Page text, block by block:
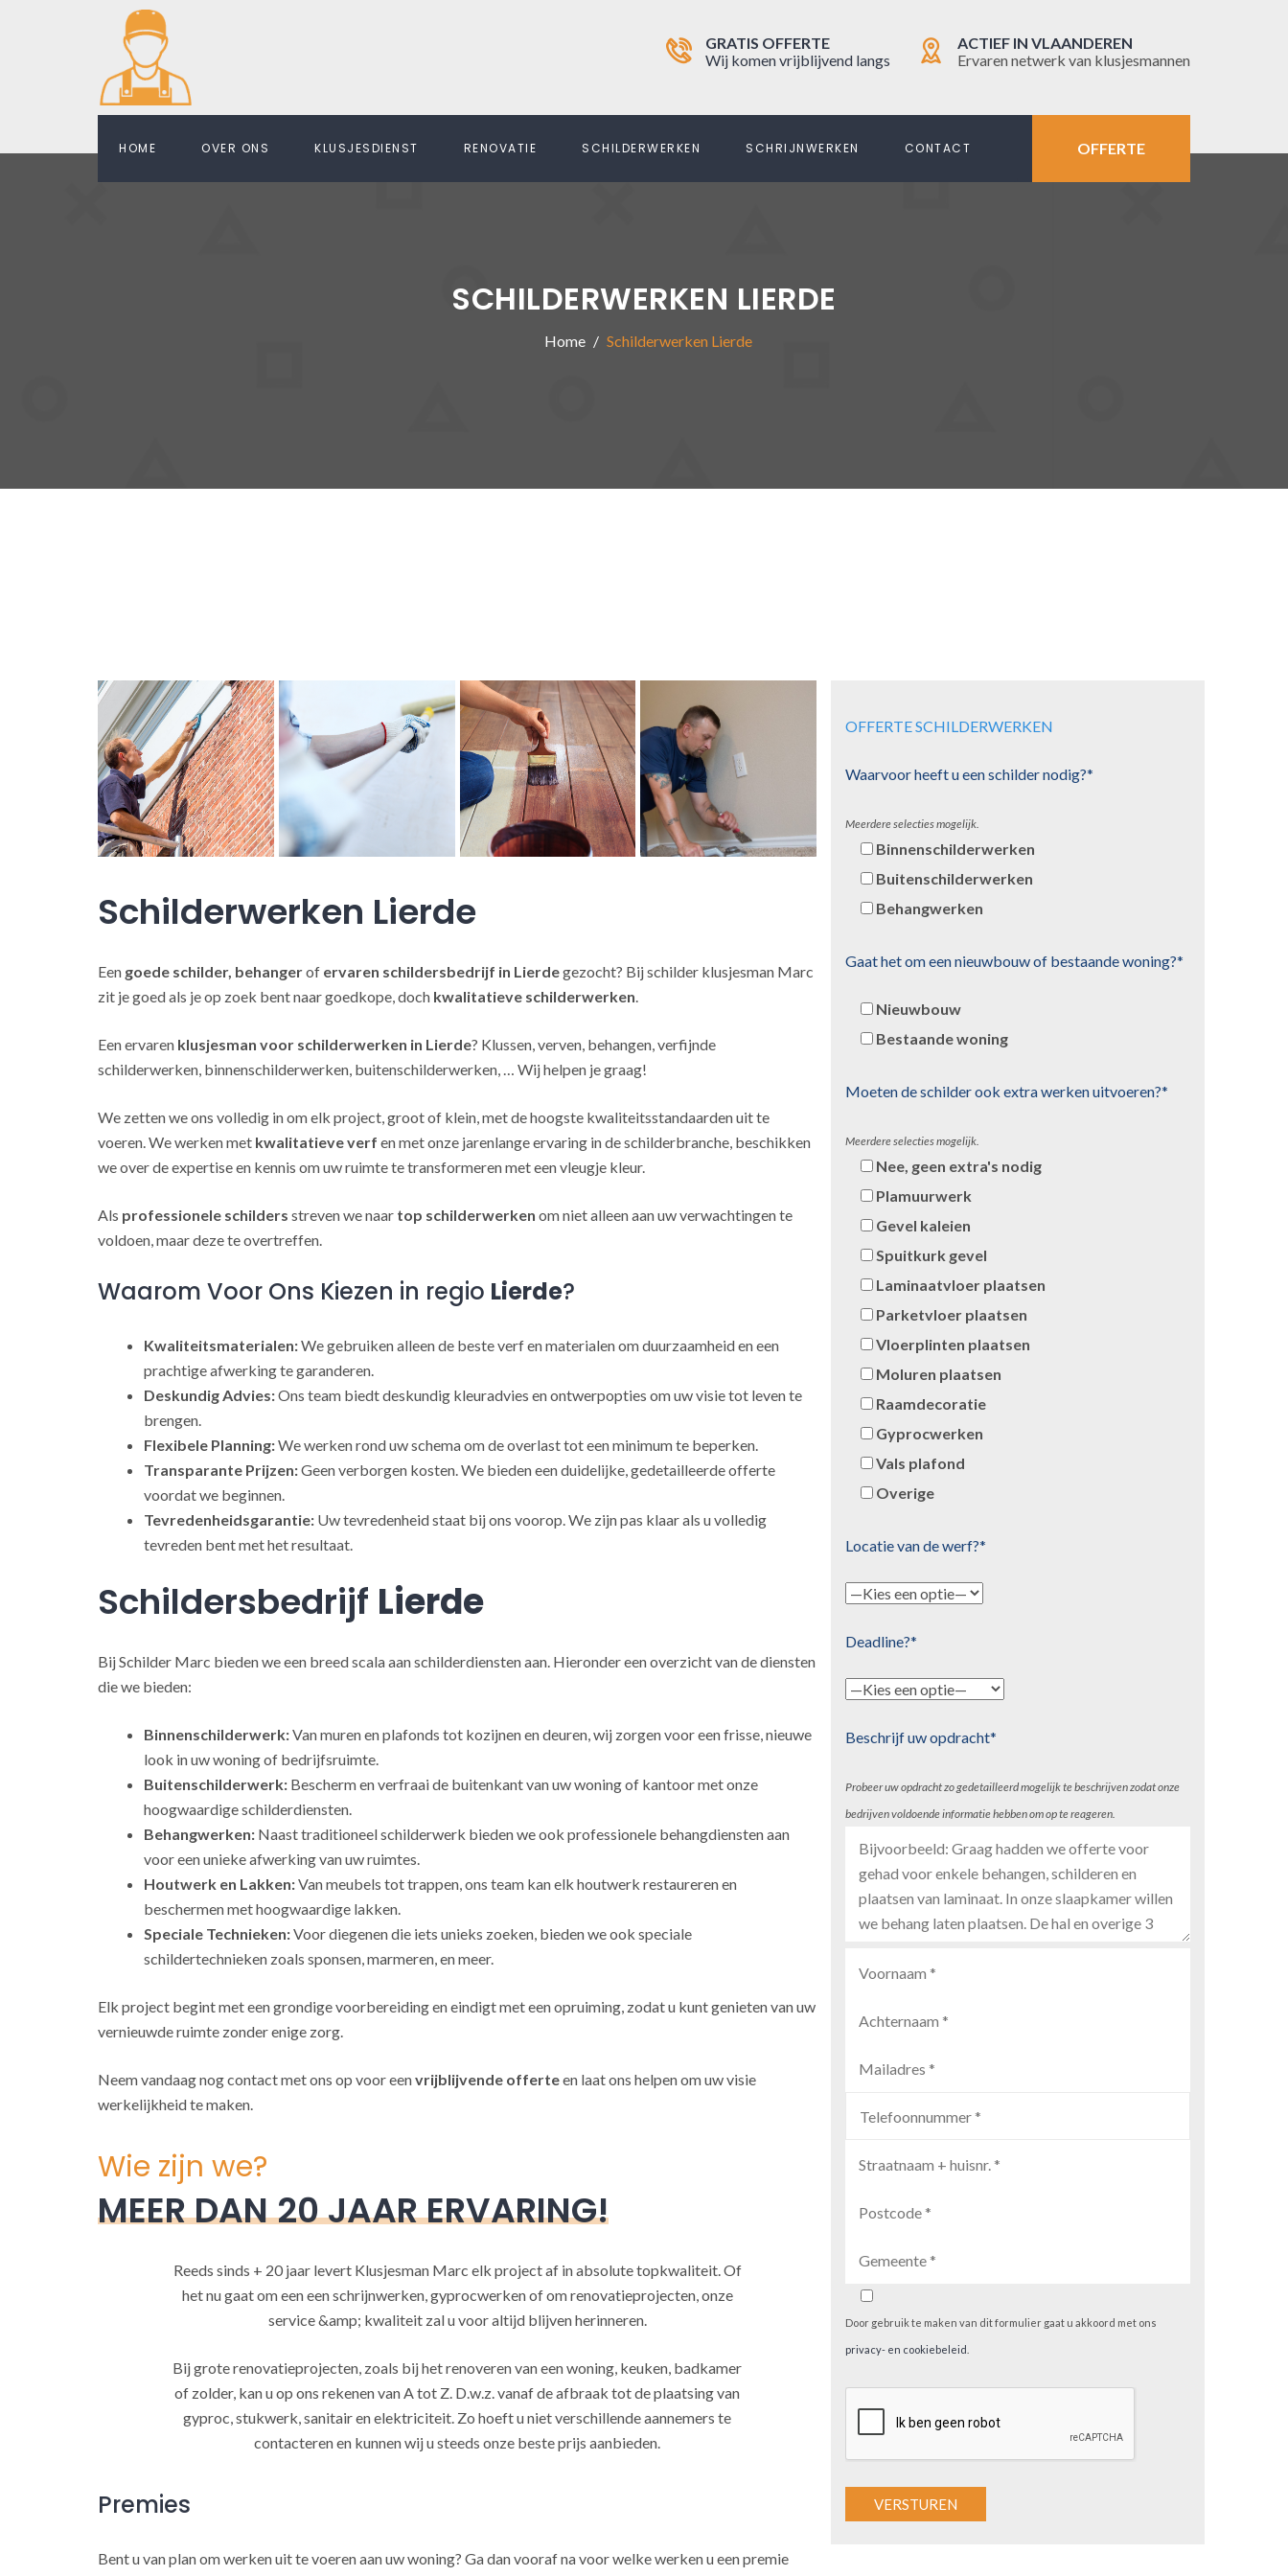
GRATIS OFFERTE
Wij komen vrijblijvend langs
ACTIEF IN VLAANDEREN
Ervaren netwerk van klusjesmannen
HOME OVER ONS KLUSJESDIENST RENOVATIE SCHILDERWERKEN SCHRIJNWERKEN CONTACT OFFERTE
SCHILDERWERKEN LIERDE
Home Schilderwerken Lierde
Schilderwerken Lierde
Een goede schilder, behangerof ervaren schildersbedrijf in Lierdegezocht? Bij schilder klusjesman Marc
zit je goed als je op zoek bent naar goedkope, doch kwalitatieve schilderwerken
Een ervaren klusjesman voor schilderwerken in Lierde? Klussen, verven, behangen, verfijnde
schilderwerken, binnenschilderwerken, buitenschilderwerken, … Wij helpen je graag!
We zetten we ons volledig in om elk project, groot of klein, met de hoogste kwaliteitsstandaarden uit te
voeren. We werken met kwalitatieve verf en met onze jarenlange ervaring in de schilderbranche, beschikken
we over de expertise en kennis om uw ruimte te transformeren met een vleugje kleur.
Als professionele schilders streven we naar top schilderwerken om niet alleen aan uw verwachtingen te
voldoen, maar deze te overtreffen.
Waarom Voor Ons Kiezen in regio Lierde?
Kwaliteitsmaterialen:We gebruiken alleen de beste verf en materialen om duurzaamheid en een
prachtige afwerking te garanderen.
Deskundig Advies:Ons team biedt deskundig kleuradvies en ontwerpopties om uw visie tot leven te
brengen.
Flexibele Planning:We werken rond uw schema om de overlast tot een minimum te beperken.
Transparante Prijzen:Geen verborgen kosten. We bieden een duidelijke, gedetailleerde offerte
voordat we beginnen.
Tevredenheidsgarantie: Uw tevredenheid staat bij ons voorop. We zijn pas klaar als u volledig
tevreden bent met het resultaat.
Schildersbedrijf Lierde
Bij Schilder Marc bieden we een breed scala aan schilderdiensten aan. Hieronder een overzicht van de diensten
die we bieden:
Binnenschilderwerk:Van muren en plafonds tot kozijnen en deuren, wij zorgen voor een frisse, nieuwe
look in uw woning of bedrijfsruimte.
Buitenschilderwerk: Bescherm en verfraai de buitenkant van uw woning of kantoor met onze
hoogwaardige schilderdiensten.
Behangwerken: Naast traditioneel schilderwerk bieden we ook professionele behangdiensten aan
voor een unieke afwerking van uw ruimtes.
Houtwerk en Lakken:Van meubels tot trappen, ons team kan elk houtwerk restaureren en
beschermen met hoogwaardige lakken.
Speciale Technieken:Voor diegenen die iets unieks zoeken, bieden we ook speciale
schildertechnieken zoals sponsen, marmeren, en meer.
Elk project begint met een grondige voorbereiding en eindigt met een opruiming, zodat u kunt genieten van uw
vernieuwde ruimte zonder enige zorg.
Neem vandaag nog contact met ons op voor eenvrijblijvende offerteen laat ons helpen om uw visie
werkelijkheid te maken.
Wie zijn we?
MEER DAN 20 JAAR ERVARING!
Reeds sinds + 20 jaar levert Klusjesman Marc elk project af in absolute topkwaliteit. Of
het nu gaat om een een schrijnwerken, gyprocwerken of om renovatieprojecten, onze
service &amp; kwaliteit zal u voor altijd blijven herinneren.
Bij grote renovatieprojecten, zoals bij het renoveren van een woning, keuken, badkamer
of zolder, kan u op ons rekenen van A tot Z. D.w.z. vanaf de afbraak tot de plaatsing van
gyproc, stukwerk, sanitair en elektriciteit. Zo hoeft u niet verschillende aannemers te
contacteren en kunnen wij u steeds onze beste prijs aanbieden.
Premies
Bent u van plan om werken uit te voeren aan uw woning? Ga dan vooraf na voor welke werken u een premie
OFFERTE SCHILDERWERKEN
Waarvoor heeft u een schilder nodig?*
Meerdere selecties mogelijk.
Binnenschilderwerken
Buitenschilderwerken
Behangwerken
Gaat het om een nieuwbouw of bestaande woning?*
Nieuwbouw
Bestaande woning
Moeten de schilder ook extra werken uitvoeren?*
Meerdere selecties mogelijk.
Nee, geen extra's nodig
Plamuurwerk
Gevel kaleien
Spuitkurk gevel
Laminaatvloer plaatsen
Parketvloer plaatsen
Vloerplinten plaatsen
Moluren plaatsen
Raamdecoratie
Gyprocwerken
Vals plafond
Overige
Locatie van de werf?*
Deadline?*
Beschrijf uw opdracht*
Probeer uw opdracht zo gedetailleerd mogelijk te beschrijven zodat onze
bedrijven voldoende informatie hebben om op te reageren.
Door gebruik te maken van dit formulier gaat u akkoord met ons
privacy- en cookiebeleid